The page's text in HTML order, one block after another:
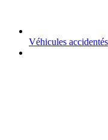
Véhicules accidentés